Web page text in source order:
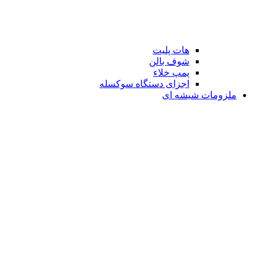
هات پلیت
شوف بالن
پمپ خلاء
اجزای دستگاه سوکسله
ملزومات شیشه ای